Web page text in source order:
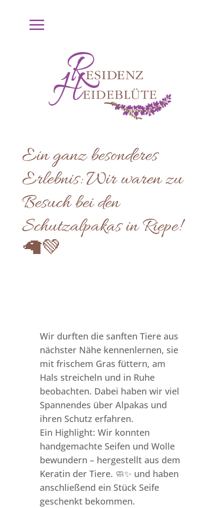
Ein ganz besonderes
Erlebnis: Wir waren zu
Besuch bei den
Schutzalpakas in Riepe!
🦙💚
Wir durften die sanften Tiere aus
nächster Nähe kennenlernen, sie
mit frischem Gras füttern, am
Hals streicheln und in Ruhe
beobachten. Dabei haben wir viel
Spannendes über Alpakas und
ihren Schutz erfahren.
Ein Highlight: Wir konnten
handgemachte Seifen und Wolle
bewundern – hergestellt aus dem
Keratin der Tiere. 🧼✨ und haben
anschließend ein Stück Seife
geschenkt bekommen.